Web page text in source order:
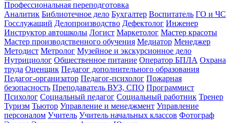
Профессиональная переподготовка
Аналитик Библиотечное дело Бухгалтер Воспитатель ГО и ЧС
Госслужащий Делопроизводство Дефектолог Инженер
Инструктор автошколы Логист Маркетолог Мастер красоты
Мастер производственного обучения Медиатор Менеджер
Методист Метролог Музейное и экскурсионное дело
Нутрициолог Общественное питание Оператор БПЛА Охрана
труда Оценщик Педагог дополнительного образования
Педагог-организатор Педагог-психолог Пожарная
безопасность Преподаватель ВУЗ, СПО Программист
Психолог Социальный педагог Социальный работник Тренер
Туризм Тьютор Управление и менеджмент Управление
персоналом Учитель Учитель начальных классов Фотограф